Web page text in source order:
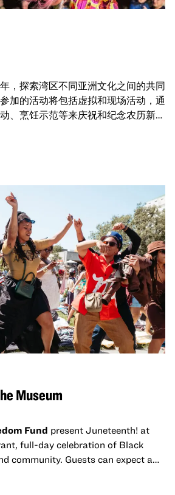
，探索湾区不同亚洲文化之间的共同
加的活动将包括虚拟和现场活动，通
、烹饪示范等来庆祝和纪念农历新年
治疗圈来相互支持。
Museum
Fund present Juneteenth! at
full-day celebration of Black
community. Guests can expect a
artists, delicious offerings